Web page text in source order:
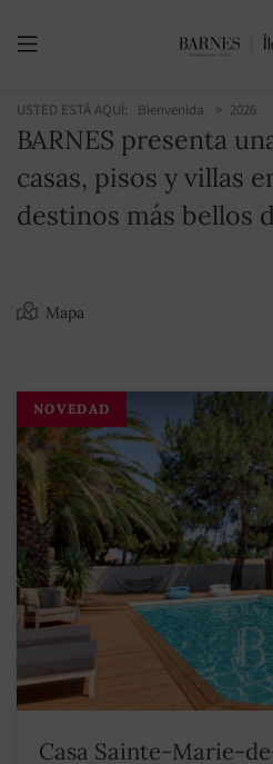
USTED ESTÁ AQUÍ: Bienvenida 2026
BARNES presenta
casas, pisos y villas
destinos más bellos
Mapa
NOVEDAD
Casa Sainte-Marie-